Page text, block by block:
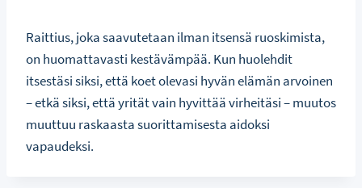
Raittius, joka saavutetaan ilman itsensä ruoskimista,
on huomattavasti kestävämpää. Kun huolehdit
itsestäsi siksi, että koet olevasi hyvän elämän arvoinen
– etkä siksi, että yrität vain hyvittää virheitäsi – muutos
muuttuu raskaasta suorittamisesta aidoksi
vapaudeksi.